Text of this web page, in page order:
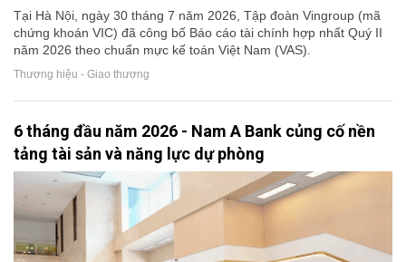
Tại Hà Nội, ngày 30 tháng 7 năm 2026, Tập đoàn Vingroup (mã
chứng khoán VIC) đã công bố Báo cáo tài chính hợp nhất Quý II
năm 2026 theo chuẩn mực kế toán Việt Nam (VAS).
Thương hiệu - Giao thương
6 tháng đầu năm 2026 - Nam A Bank củng cố nền
tảng tài sản và năng lực dự phòng